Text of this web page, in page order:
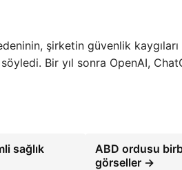
şirketin güvenlik
Bir yıl sonra OpenAI,
sağlık
ABD ordusu
görseller →